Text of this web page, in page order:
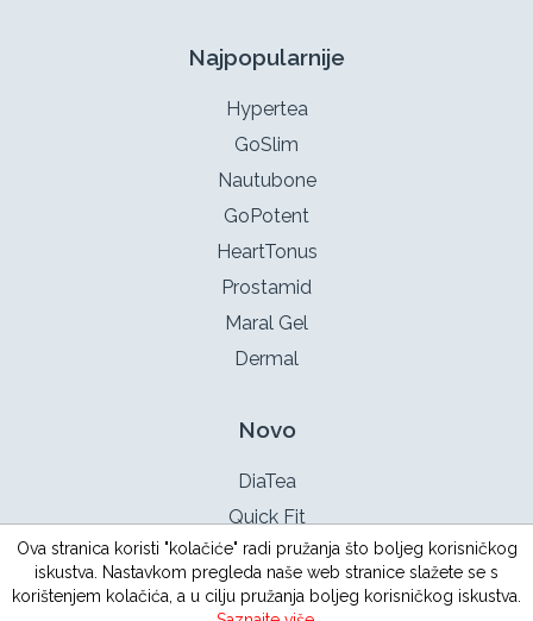
Ova stranica koristi "kolačiće" radi pružanja što boljeg korisničkog
iskustva. Nastavkom pregleda naše web stranice slažete se s
korištenjem kolačića, a u cilju pružanja boljeg korisničkog iskustva.
Najpopularnije
Hypertea
GoSlim
Nautubone
GoPotent
HeartTonus
Prostamid
Maral Gel
Dermal
Novo
DiaTea
Quick Fit
TestoX
Intimotea